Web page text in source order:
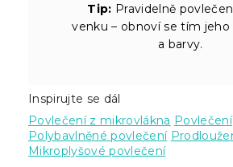
Tip: Pravidelně
venku – obnoví se tím jeho
a barvy.
Inspirujte se dál
Povlečení z mikrovlákna Povlečení
Polybavlněné povlečení
Mikroplyšové povlečení